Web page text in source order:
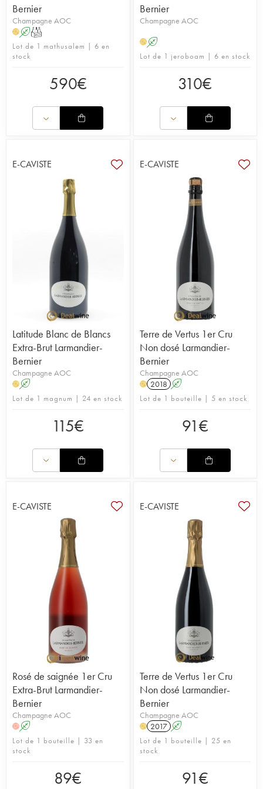
Bernier
Champagne AOC
H AT
Lot de 1 mathusalem | 6 en
stock
590€
Bernier
Champagne AOC
HA
Lot de 1 jeroboam | 6 en stock
310€
E-CAVISTE
Latitude Blanc de Blancs
Extra-Brut Larmandier-
Bernier
Champagne AOC
H A
Lot de 1 magnum | 24 en stock
115€
E-CAVISTE
Terre de Vertus 1er Cru
Non dosé Larmandier-
Bernier
Champagne AOC
H 2018 A
Lot de 1 bouteille | 5 en stock
91€
E-CAVISTE
Rosé de saignée 1er Cru
Extra-Brut Larmandier-
Bernier
Champagne AOC
H A
Lot de 1 bouteille | 33 en
stock
89€
E-CAVISTE
Terre de Vertus 1er Cru
Non dosé Larmandier-
Bernier
Champagne AOC
H 2017 A
Lot de 1 bouteille | 25 en
stock
91€